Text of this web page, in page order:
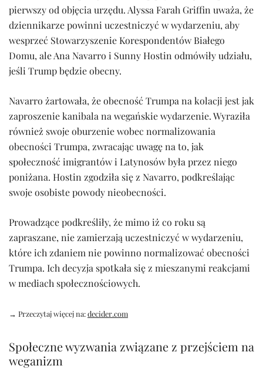
pierwszy od objęcia urzędu. Alyssa Farah Griffin uważa, że
dziennikarze powinni uczestniczyć w wydarzeniu, aby
wesprzeć Stowarzyszenie Korespondentów Białego
Domu, ale Ana Navarro i Sunny Hostin odmówiły udziału,
jeśli Trump będzie obecny.
Navarro żartowała, że obecność Trumpa na kolacji jest jak
zaproszenie kanibala na wegańskie wydarzenie. Wyraziła
również swoje oburzenie wobec normalizowania
obecności Trumpa, zwracając uwagę na to, jak
społeczność imigrantów i Latynosów była przez niego
poniżana. Hostin zgodziła się z Navarro, podkreślając
swoje osobiste powody nieobecności.
Prowadzące podkreśliły, że mimo iż co roku są
zapraszane, nie zamierzają uczestniczyć w wydarzeniu,
które ich zdaniem nie powinno normalizować obecności
Trumpa. Ich decyzja spotkała się z mieszanymi reakcjami
w mediach społecznościowych.
→ Przeczytaj więcej na:decider.com
Społeczne wyzwania związane z przejściem na
weganizm